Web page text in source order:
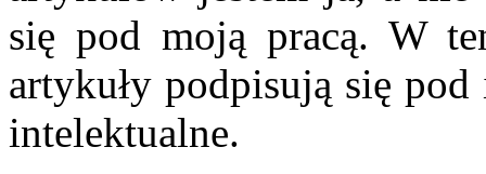
się pod moją pracą. W
artykuły podpisują się
intelektualne.